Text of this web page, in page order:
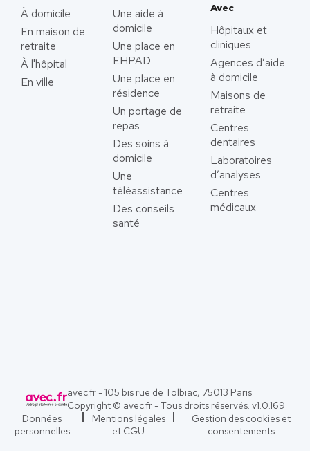
À domicile
En maison de
retraite
À l'hôpital
En ville
Une aide à
domicile
Une place en
EHPAD
Une place en
résidence
Un portage de
repas
Des soins à
domicile
Une
téléassistance
Des conseils
santé
Avec
Hôpitaux et
cliniques
Agences d’aide
à domicile
Maisons de
retraite
Centres
dentaires
Laboratoires
d’analyses
Centres
médicaux
avec.fr - 105 bis rue de Tolbiac, 75013 Paris
Copyright © avec.fr - Tous droits réservés. v1.0.169
Données
personnelles
Mentions légales
et CGU
Gestion des cookies et
consentements